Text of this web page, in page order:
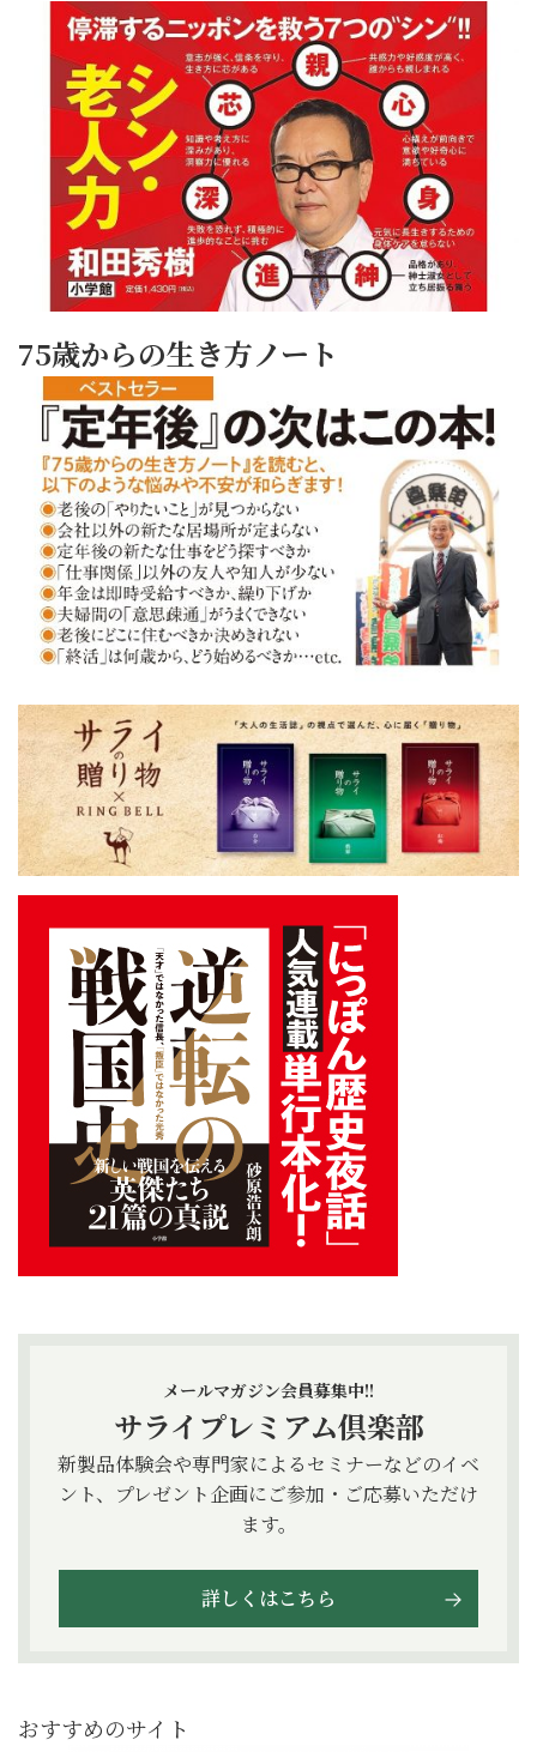
75歳からの生き方ノート
メールマガジン会員募集中!!
サライプレミアム倶楽部
新製品体験会や専門家によるセミナーなどのイベ
ント、プレゼント企画にご参加・ご応募いただけ
ます。
詳しくはこちら
おすすめのサイト